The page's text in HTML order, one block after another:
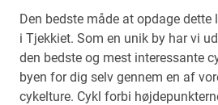
Den bedste måde at opdage dette
i Tjekkiet. Som en unik by har vi
den bedste og mest interessante
byen for dig selv gennem en af
cykelture. Cykl forbi